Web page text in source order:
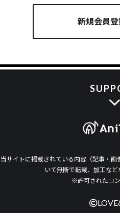
新規会員
当サイトに掲載されている内容（記事・
いて無断で転載、加工など
※許可されたコ